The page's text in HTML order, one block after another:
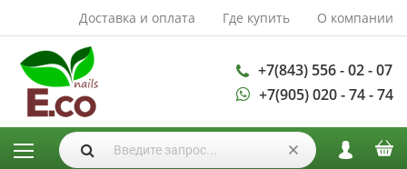
Доставка и оплата Где купить О компании
+7(843) 556 - 02 - 07
+7(905) 020 - 74 - 74
АКСЕССУАРЫ И
РАСХОДНЫЕ
МАТЕРИАЛЫ
Аксессуары
Запасные
лампы